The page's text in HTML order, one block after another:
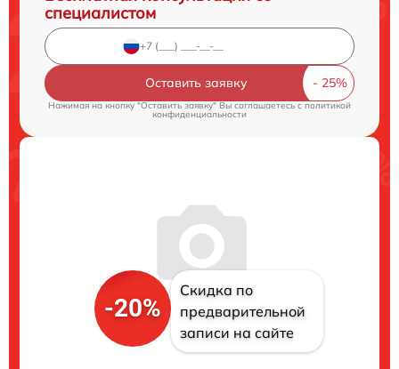
специалистом
Оставить заявку
Нажимая на кнопку "Оставить заявку" Вы соглашаетесь cполитикой
конфиденциальности
-20%
Скидка по
предварительной
записи на сайте